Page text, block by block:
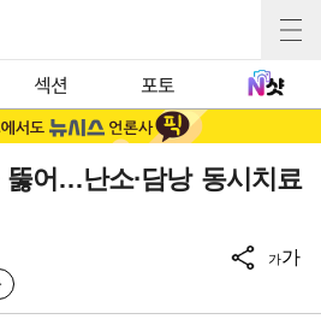
섹션 포토
어…난소·담낭 동시치료
가가